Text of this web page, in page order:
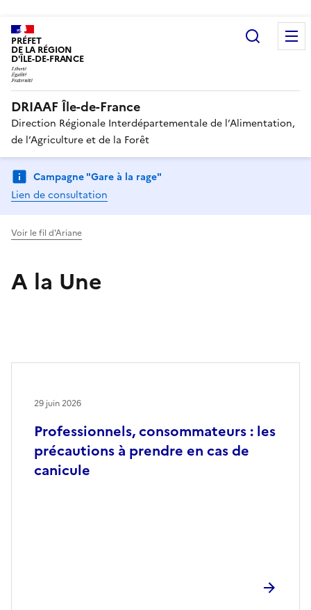
PRÉFET
DE LA RÉGION
D'ÎLE-DE-FRANCE
DRIAAF Île-de-France
Direction Régionale Interdépartementale de l’Alimentation,
de l’Agriculture et de la Forêt
Campagne "Gare à la rage"
Lien de consultation
Voir le fil d'Ariane
A la Une
Professionnels, consommateurs : les
précautions à prendre en cas de
canicule
29 juin 2026